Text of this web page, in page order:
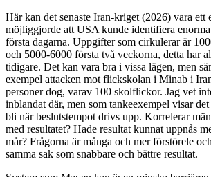
Här kan det senaste Iran-kriget (2026) vara ett
möjliggjorde att USA kunde identifiera
första dagarna. Uppgifter som cirkulerar är
och 5000-6000 första två veckorna, detta har
tidigare. Det kan vara bra i vissa lägen, men
exempel attacken mot flickskolan i Minab i
personer dog, varav 100 skolflickor. Jag vet
inblandat där, men som tankeexempel visar
bli när beslutstempot drivs upp. Korrelerar
med resultatet? Hade resultat kunnat uppnås
mår? Frågorna är många och mer förstörele
samma sak som snabbare och bättre resultat.